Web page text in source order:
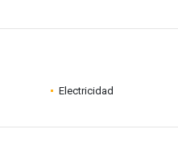
Electricidad